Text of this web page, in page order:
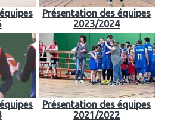
Présentation des équipes
2023/2024
Présentation des équipes
2021/2022